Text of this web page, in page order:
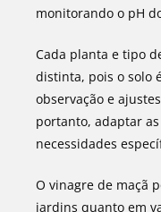
monitorando o pH
Cada planta e tipo
distinta, pois o solo
observação e
portanto, adaptar
necessidades
O vinagre de maçã
jardins quanto em